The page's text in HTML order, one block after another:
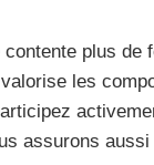
contente plus de
les
assurons aussi